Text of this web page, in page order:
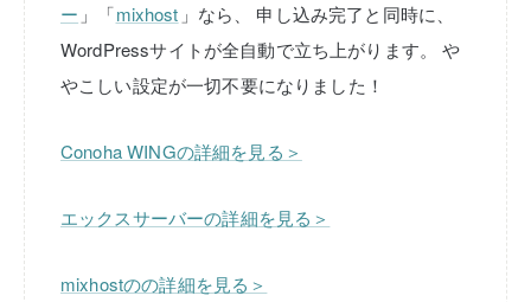
ー 」「mixhost 」なら、
申し込み完了と同時に、
WordPressサイトが全自動で立ち上がります。
や
やこしい設定が一切不要になりました！
Conoha WINGの詳細を見る＞
エックスサーバーの詳細を見る＞
mixhostのの詳細を見る＞